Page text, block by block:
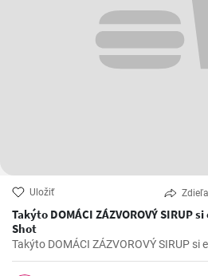
Uložiť
Takýto DOMÁCI ZÁZVOROVÝ SIRUP si ešte
Shot